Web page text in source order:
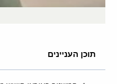
תוכן העניינים